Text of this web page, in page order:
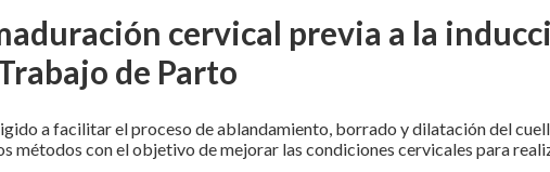
cervical previa a la
de Parto
a facilitar el proceso de ablandamiento, borrado y dilatación del
métodos con el objetivo de mejorar las condiciones cervicales para